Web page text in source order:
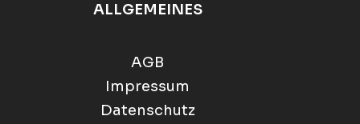
ALLGEMEINES
AGB
Impressum
Datenschutz